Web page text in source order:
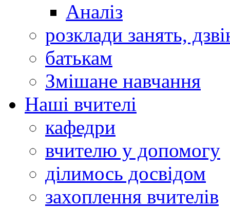
Аналіз
розклади занять,
батькам
Змішане навчання
Наші вчителі
кафедри
вчителю у допомогу
ділимось досвідом
захоплення вчителів